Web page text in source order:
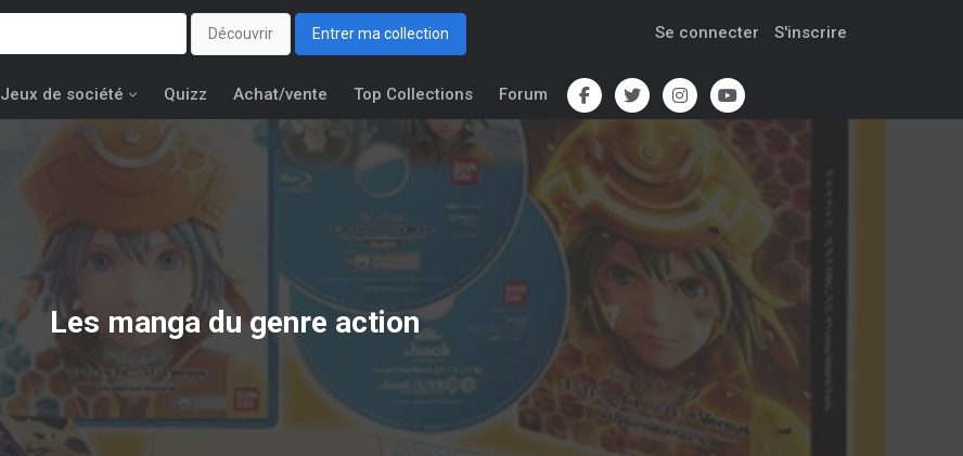
Découvrir Entrer ma collection Se connecter S'inscrire
Jeux de société Quizz Achat/vente Top Collections Forum
Les manga du genre action